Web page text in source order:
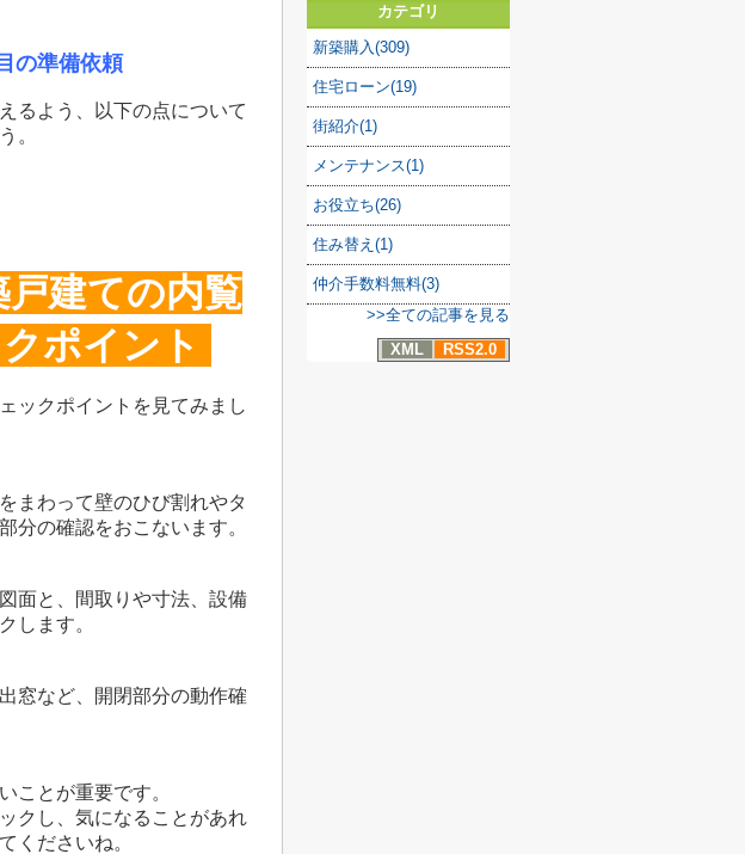
の準備依頼
るよう、以下の点について
。
建ての内覧
ポイント
ックポイントを見てみまし
まわって壁のひび割れやタ
分の確認をおこないます。
面と、間取りや寸法、設備
します。
窓など、開閉部分の動作確
ことが重要です。
クし、気になることがあれ
くださいね。
カテゴリ
新築購入(309)
住宅ローン(19)
街紹介(1)
メンテナンス(1)
お役立ち(26)
住み替え(1)
仲介手数料無料(3)
>>全ての記事を見る
XML
RSS2.0